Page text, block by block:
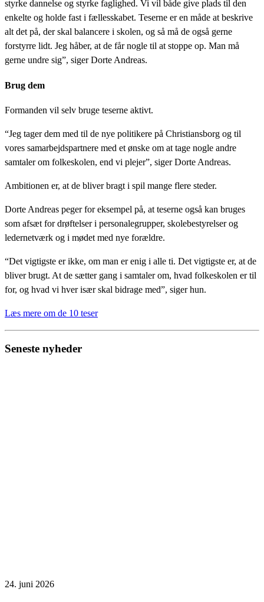
styrke dannelse og styrke faglighed. Vi vil både give plads til den
enkelte og holde fast i fællesskabet. Teserne er en måde at beskrive
alt det på, der skal balancere i skolen, og så må de også gerne
forstyrre lidt. Jeg håber, at de får nogle til at stoppe op. Man må
gerne undre sig”, siger Dorte Andreas.
Brug dem
Formanden vil selv bruge teserne aktivt.
“Jeg tager dem med til de nye politikere på Christiansborg og til
vores samarbejdspartnere med et ønske om at tage nogle andre
samtaler om folkeskolen, end vi plejer”, siger Dorte Andreas.
Ambitionen er, at de bliver bragt i spil mange flere steder.
Dorte Andreas peger for eksempel på, at teserne også kan bruges
som afsæt for drøftelser i personalegrupper, skolebestyrelser og
ledernetværk og i mødet med nye forældre.
“Det vigtigste er ikke, om man er enig i alle ti. Det vigtigste er, at de
bliver brugt. At de sætter gang i samtaler om, hvad folkeskolen er til
for, og hvad vi hver især skal bidrage med”, siger hun.
Læs mere om de 10 teser
Seneste nyheder
24. juni 2026